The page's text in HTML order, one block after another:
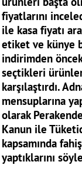
fiyatlarını
ile kasa fiyatı
etiket ve künye
indirimden
seçtikleri
karşılaştırdı.
mensuplarına
olarak
Kanun ile
kapsamında
yaptıklarını